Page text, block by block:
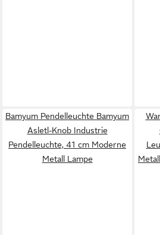
Bamyum Pendelleuchte Bamyum
Asletl-Knob Industrie
Pendelleuchte, 41 cm Moderne
Metall Lampe